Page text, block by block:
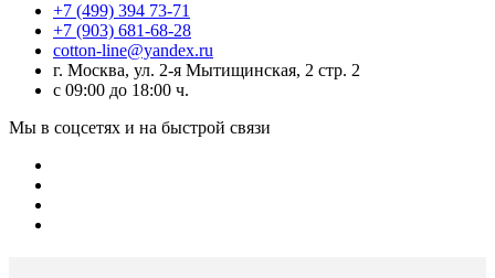
+7 (499) 394 73-71
+7 (903) 681-68-28
cotton-line@yandex.ru
г. Москва, ул. 2-я Мытищинская, 2 стр. 2
с 09:00 до 18:00 ч.
Мы в соцсетях и на быстрой связи